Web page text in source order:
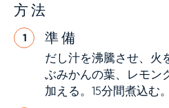
方法
1 準備
だし汁を沸騰させ、火
ぶみかんの葉、レモン
加える。15分間煮込む。